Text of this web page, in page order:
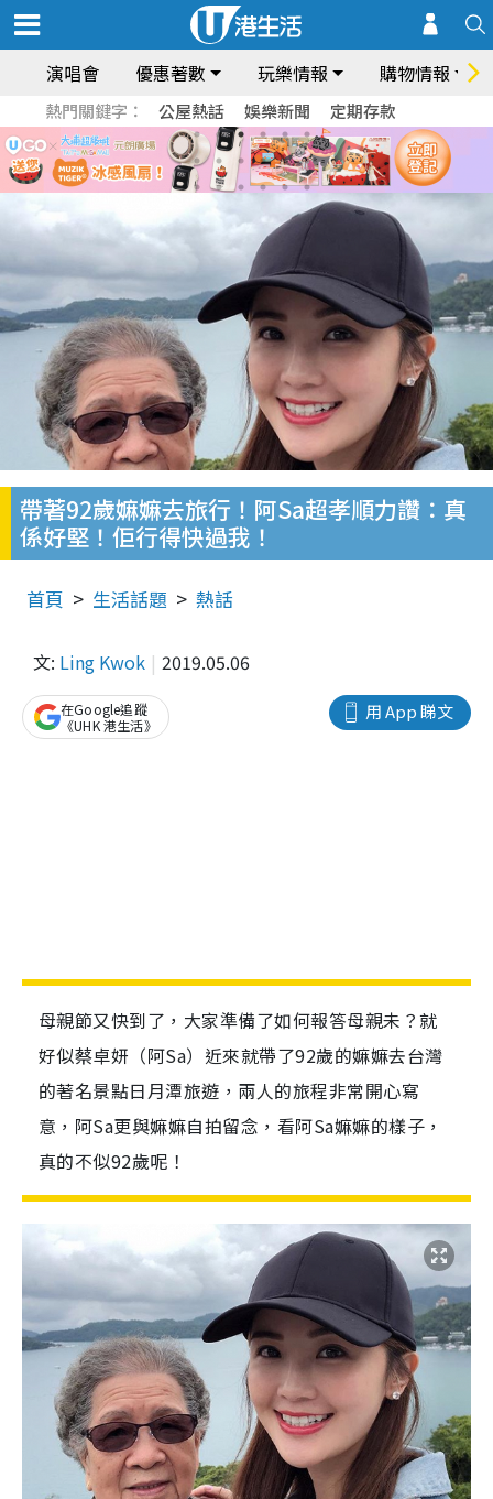
演唱會 優惠著數 玩樂情報 購物情報
熱門關鍵字： 公屋熱話 娛樂新聞 定期存款
帶著92歲嫲嫲去旅行！阿Sa超孝順力讚：真
係好堅！佢行得快過我！
首頁 生活話題 熱話
文: Ling Kwok 2019.05.06
用 App 睇文
在Google追蹤
《UHK 港生活》
母親節又快到了，大家準備了如何報答母親未？就
好似蔡卓妍（阿Sa）近來就帶了92歲的嫲嫲去台灣
的著名景點日月潭旅遊，兩人的旅程非常開心寫
意，阿Sa更與嫲嫲自拍留念，看阿Sa嫲嫲的樣子，
真的不似92歲呢！